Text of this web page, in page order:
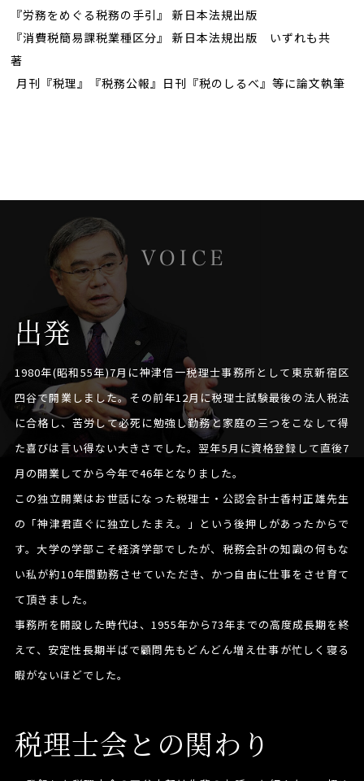
『労務をめぐる税務の手引』 新日本法規出版
『消費税簡易課税業種区分』 新日本法規出版 いずれも共
著
月刊『税理』『税務公報』日刊『税のしるべ』等に論文執筆
出発
1980年(昭和55年)7月に神津信一税理士事務所として東京新宿区
四谷で開業しました。その前年12月に税理士試験最後の法人税法
に合格し、苦労して必死に勉強し勤務と家庭の三つをこなして得
た喜びは言い得ない大きさでした。翌年5月に資格登録して直後7
月の開業してから今年で46年となりました。
この独立開業はお世話になった税理士・公認会計士香村正雄先生
の「神津君直ぐに独立したまえ。」という後押しがあったからで
す。大学の学部こそ経済学部でしたが、税務会計の知識の何もな
い私が約10年間勤務させていただき、かつ自由に仕事をさせ育て
て頂きました。
事務所を開設した時代は、1955年から73年までの高度成長期を終
えて、安定性長期半ばで顧問先もどんどん増え仕事が忙しく寝る
暇がないほどでした。
税理士会との関わり